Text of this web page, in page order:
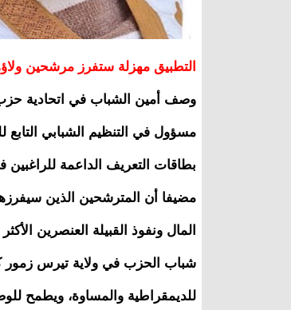
التطبيق مهزلة ستفرز مرشحين
وصف أمين الشباب في اتحادية
مسؤول في التنظيم الشبابي
بطاقات التعريف الداعمة
مضيفا أن المترشحين الذين
المال ونفوذ القبيلة العنصرين
شباب الحزب في ولاية تيرس زمور
للديمقراطية والمساوة، ويطمح